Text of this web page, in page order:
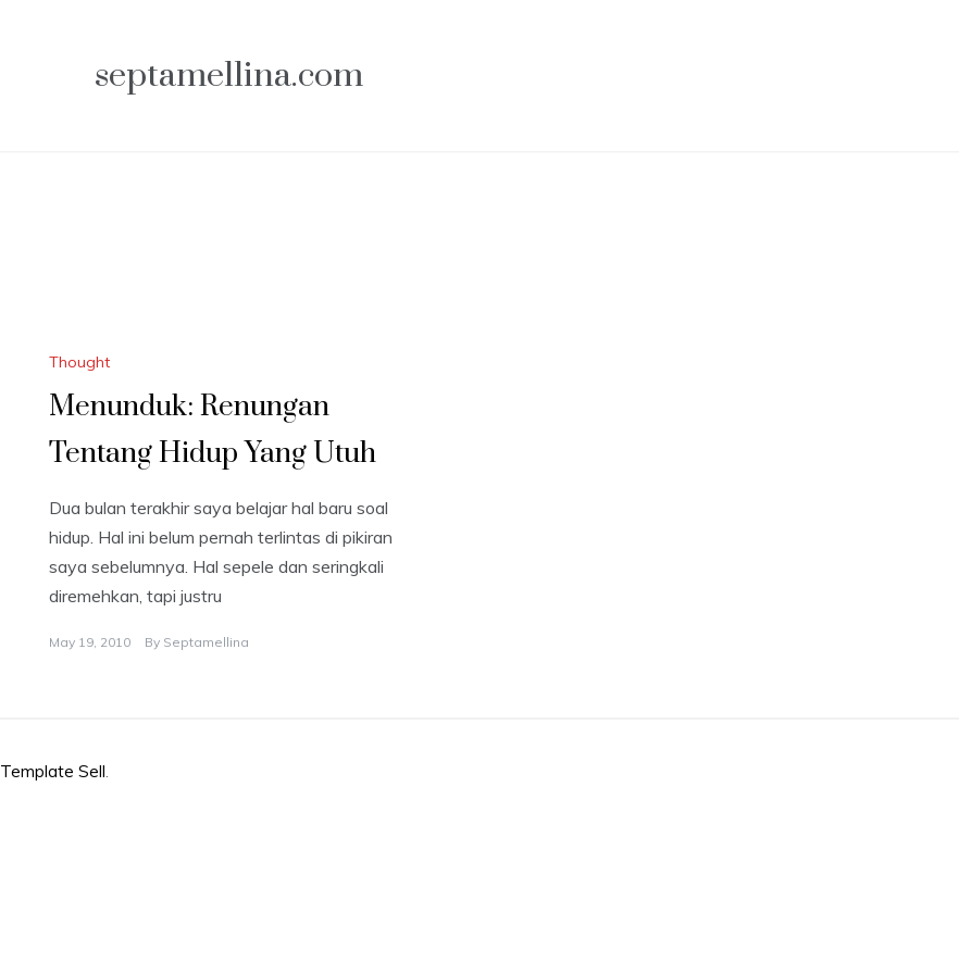
septamellina.com
Thought
Menunduk: Renungan
Tentang Hidup Yang Utuh
Dua bulan terakhir saya belajar hal baru soal
hidup. Hal ini belum pernah terlintas di pikiran
saya sebelumnya. Hal sepele dan seringkali
diremehkan, tapi justru
May 19, 2010 By Septamellina
Template Sell.